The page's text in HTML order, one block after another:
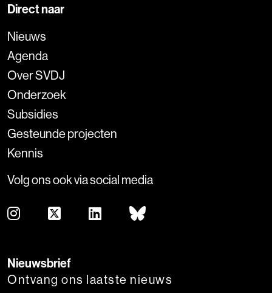
Direct naar
Nieuws
Agenda
Over SVDJ
Onderzoek
Subsidies
Gesteunde projecten
Kennis
Volg ons ook via social media
Nieuwsbrief
Ontvang ons laatste nieuws